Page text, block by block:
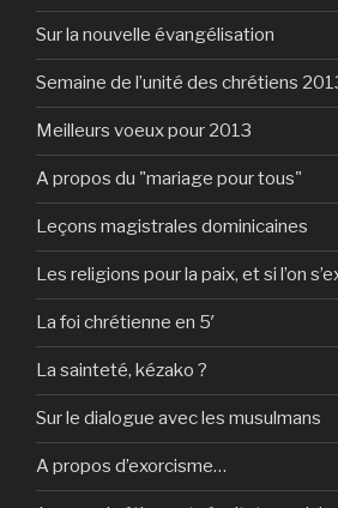
Sur la nouvelle évangélisation
Semaine de l’unité des chrétiens
Meilleurs voeux pour 2013
A propos du "mariage pour tous"
Leçons magistrales dominicaines
Les religions pour la paix, et si l’on
La foi chrétienne en 5′
La sainteté, kézako ?
Sur le dialogue avec les musulmans
A propos d’exorcisme…